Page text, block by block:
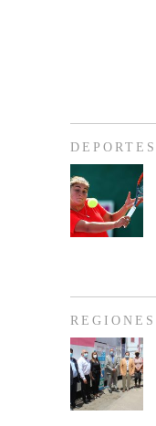
DEPORTES
REGIONES